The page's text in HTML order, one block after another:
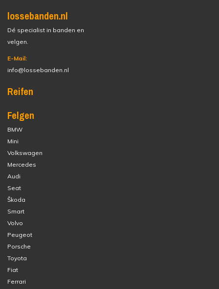
lossebanden.nl
Dé specialist in banden en
velgen.
E-Mail:
info@lossebanden.nl
Reifen
Felgen
BMW
Mini
Volkswagen
Mercedes
Audi
Seat
Škoda
Smart
Volvo
Peugeot
Porsche
Toyota
Fiat
Ferrari